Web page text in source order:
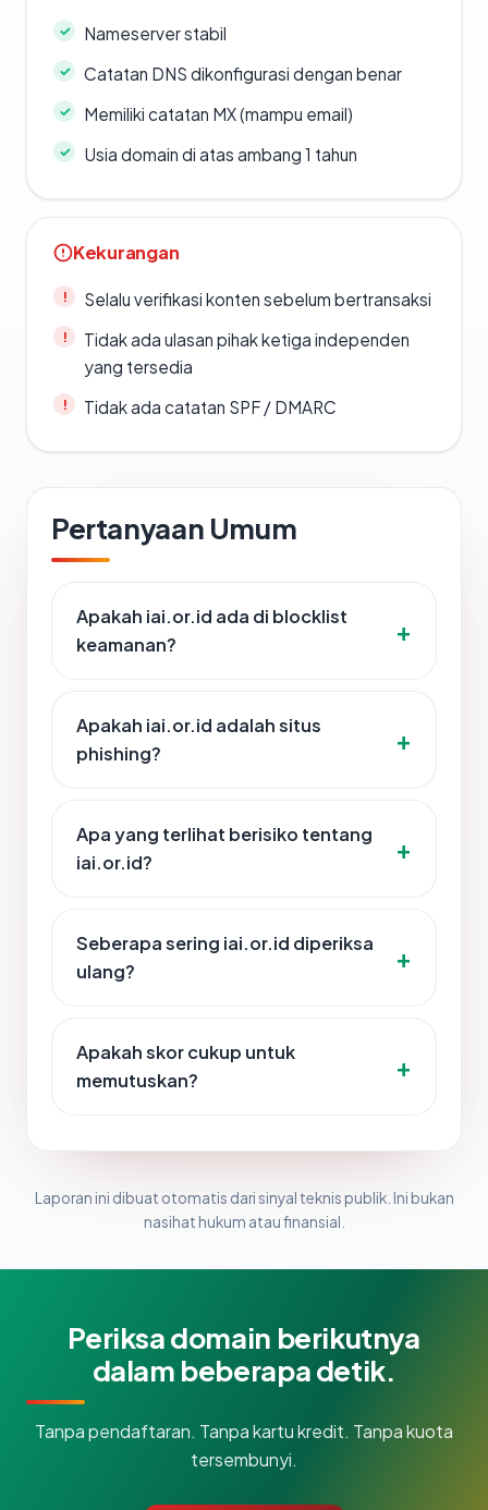
Nameserver stabil
Catatan DNS dikonfigurasi dengan benar
Memiliki catatan MX (mampu email)
Usia domain di atas ambang 1 tahun
Kekurangan
Selalu verifikasi konten sebelum bertransaksi
Tidak ada ulasan pihak ketiga independen
yang tersedia
Tidak ada catatan SPF / DMARC
Pertanyaan Umum
Apakah iai.or.id ada di blocklist
keamanan?
Apakah iai.or.id adalah situs
phishing?
Apa yang terlihat berisiko tentang
iai.or.id?
Seberapa sering iai.or.id diperiksa
ulang?
Apakah skor cukup untuk
memutuskan?
Laporan ini dibuat otomatis dari sinyal teknis publik. Ini bukan
nasihat hukum atau finansial.
Periksa domain berikutnya
dalam beberapa detik.
Tanpa pendaftaran. Tanpa kartu kredit. Tanpa kuota
tersembunyi.